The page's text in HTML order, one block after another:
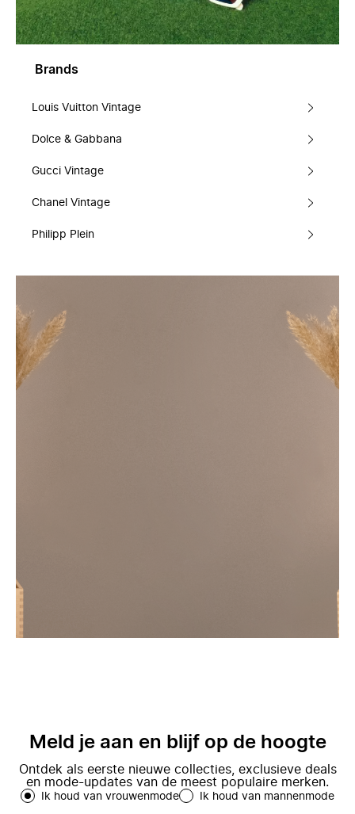
Brands
Louis Vuitton Vintage
Dolce & Gabbana
Gucci Vintage
Chanel Vintage
Philipp Plein
Meld je aan en blijf op de hoogte
Ontdek als eerste nieuwe collecties, exclusieve deals
en mode-updates van de meest populaire merken.
Ik houd van vrouwenmode Ik houd van mannenmode